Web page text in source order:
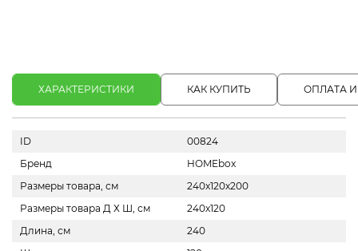
ХАРАКТЕРИСТИКИ КАК КУПИТЬ ОПЛАТА
ID
00824
Бренд
HOMEbox
Размеры товара, см
240x120х200
Размеры товара Д Х Ш, см
240х120
Длина, см
240